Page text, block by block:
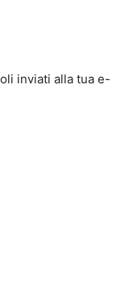
inviati alla tua e-